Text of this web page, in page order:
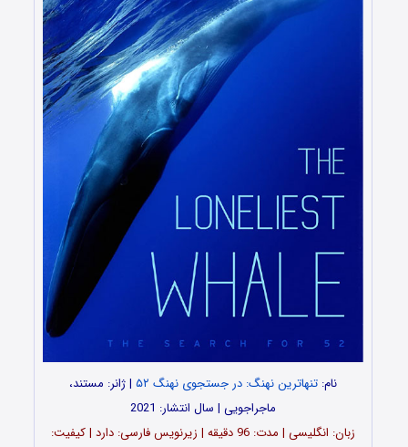
نام: تنهاترین نهنگ: در جستجوی نهنگ ۵۲
| ژانر: مستند،
ماجراجویی | سال انتشار: 2021
زبان: انگلیسی | مدت: 96 دقیقه | زیرنویس فارسی: دارد | کیفیت: